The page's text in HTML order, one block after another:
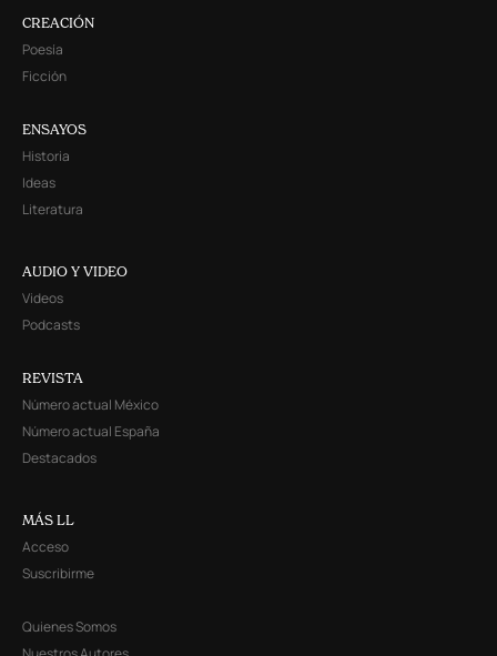
CREACIÓN
Poesía
Ficción
ENSAYOS
Historia
Ideas
Literatura
AUDIO Y VIDEO
Videos
Podcasts
REVISTA
Número actual México
Número actual España
Destacados
MÁS LL
Acceso
Suscribirme
Quienes Somos